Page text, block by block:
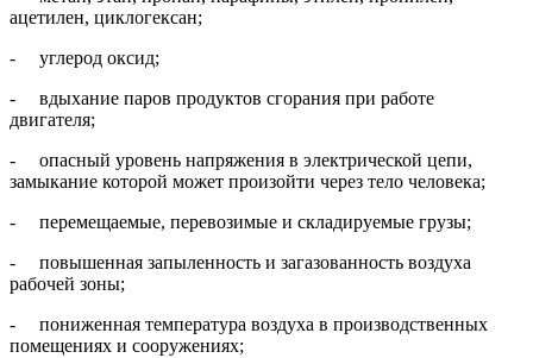
ацетилен, циклогексан;
- углерод оксид;
- вдыхание паров продуктов сгорания при работе
двигателя;
- опасный уровень напряжения в электрической цепи,
замыкание которой может произойти через тело человека;
- перемещаемые, перевозимые и складируемые грузы;
- повышенная запыленность и загазованность воздуха
рабочей зоны;
- пониженная температура воздуха в производственных
помещениях и сооружениях;